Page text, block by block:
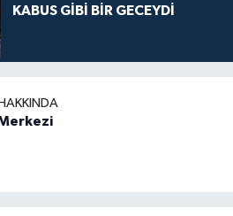
KABUS GİBİ BİR GECEYDİ